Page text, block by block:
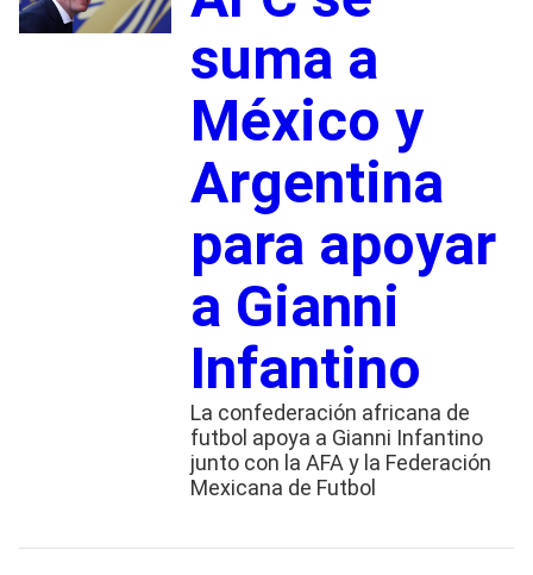
suma a
México y
Argentina
para apoyar
a Gianni
Infantino
La confederación africana de
futbol apoya a Gianni Infantino
junto con la AFA y la Federación
Mexicana de Futbol